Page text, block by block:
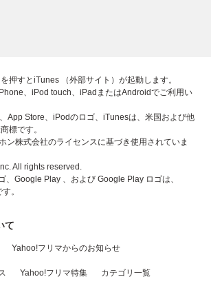
押すとiTunes （外部サイト）が起動します。
、iPod touch、iPadまたはAndroidでご利用い
App Store、iPodのロゴ、iTunesは、米国および他
標です。
ン株式会社のライセンスに基づき使用されていま
All rights reserved.
、Google Play 、および Google Play ロゴは、
。
て
Yahoo!フリマからのお知らせ
Yahoo!フリマ特集 カテゴリ一覧